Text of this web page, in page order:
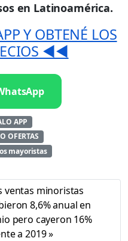
en Latinoamérica.
Y OBTENÉ LOS
◀️◀️
APP
OFERTAS
mayoristas
ventas minoristas
8,6% anual en
pero cayeron 16%
a 2019